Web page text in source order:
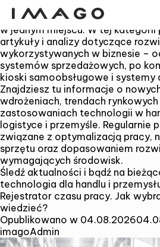
TERMINALE POS
KOMPUTERY PANELOWE
KOMPUTERY PANELOWE
ANDROID
SZUFLADY KASOWE
MINI PC PRZEMYSŁOWE
KIOSKI
CZYTNIKI KODÓW
KRESKOWYCH
IMAGO TREE
Kategoria:
News
Aktualności z branży technologii
w jednym miejscu. W tej kategorii
artykuły i analizy dotyczące
wykorzystywanych w biznesie –
systemów sprzedażowych, po
kioski samoobsługowe i
Znajdziesz tu informacje o
wdrożeniach, trendach
zastosowaniach technologii w
logistyce i przemyśle. Regularnie
związane z optymalizacją pracy,
sprzętu oraz dopasowaniem
wymagających środowisk.
Śledź aktualności i bądź na
technologia dla handlu i
Rejestrator czasu pracy. Jak
wiedzieć?
Opublikowano w 04.08.2026
imagoAdmin